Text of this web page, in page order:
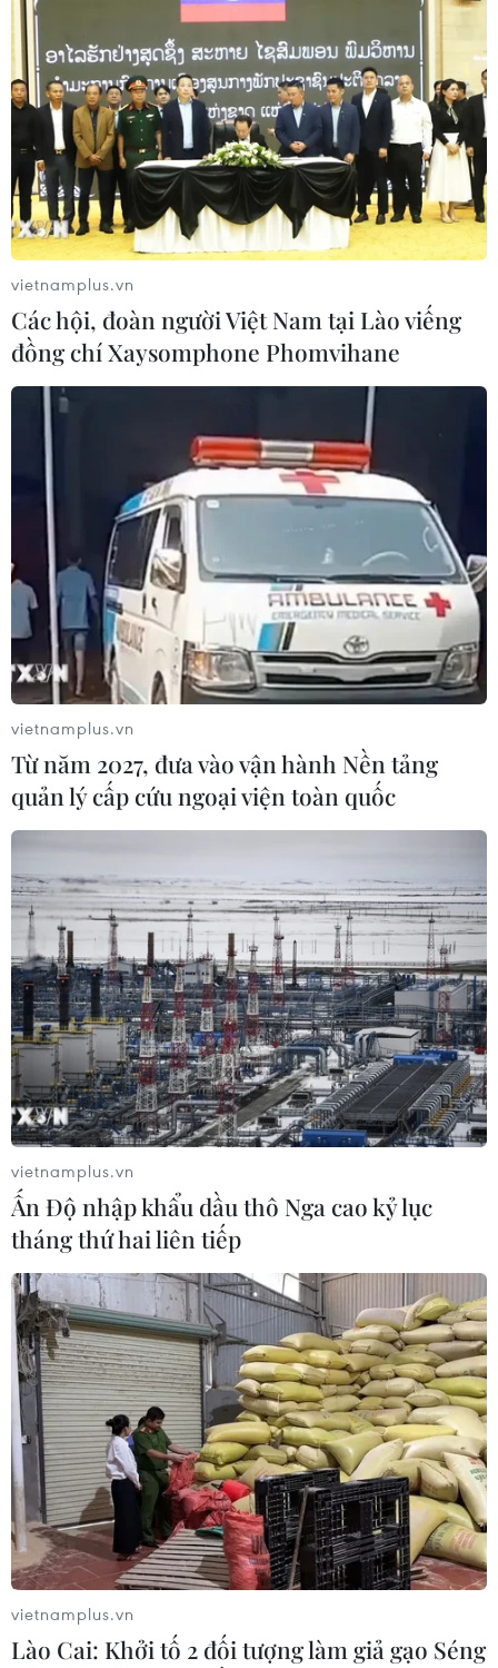
vietnamplus.vn
Các hội, đoàn người Việt Nam tại Lào viếng
đồng chí Xaysomphone Phomvihane
vietnamplus.vn
Từ năm 2027, đưa vào vận hành Nền tảng
quản lý cấp cứu ngoại viện toàn quốc
vietnamplus.vn
Ấn Độ nhập khẩu dầu thô Nga cao kỷ lục
tháng thứ hai liên tiếp
vietnamplus.vn
Lào Cai: Khởi tố 2 đối tượng làm giả gạo Séng